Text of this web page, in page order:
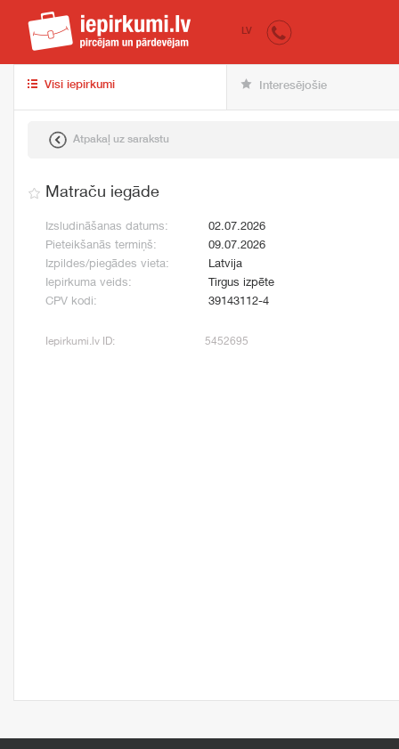
iepirkumi.lv
LV
Visi iepirkumi Interesējošie
Atpakaļ uz sarakstu
Matraču iegāde
Izsludināšanas datums:
02.07.2026
Pieteikšanās termiņš:
09.07.2026
Izpildes/piegādes vieta:
Latvija
Iepirkuma veids:
Tirgus izpēte
CPV kodi:
39143112-4
Iepirkumi.lv ID: 5452695